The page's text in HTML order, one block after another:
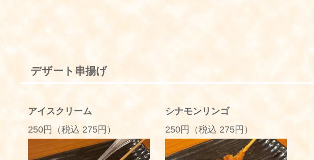
デザート串揚げ
アイスクリーム
250円（税込 275円）
シナモンリンゴ
250円（税込 275円）